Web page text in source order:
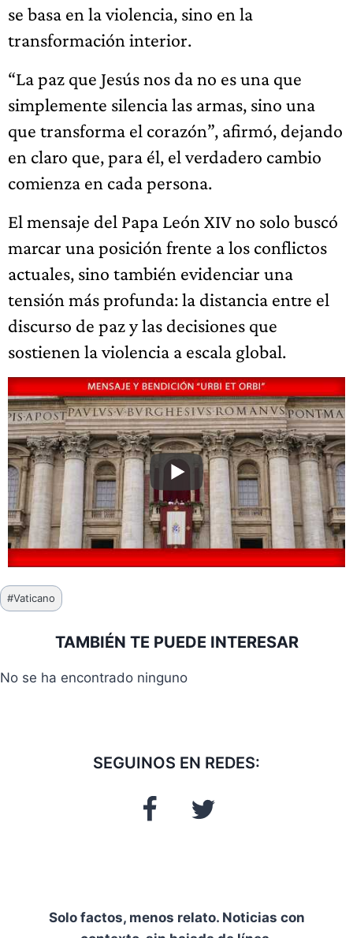
se basa en la violencia, sino en la
transformación interior.
“La paz que Jesús nos da no es una que
simplemente silencia las armas, sino una
que transforma el corazón”, afirmó, dejando
en claro que, para él, el verdadero cambio
comienza en cada persona.
El mensaje del Papa León XIV no solo buscó
marcar una posición frente a los conflictos
actuales, sino también evidenciar una
tensión más profunda: la distancia entre el
discurso de paz y las decisiones que
sostienen la violencia a escala global.
Etiquetas
de
#Vaticano
TAMBIÉN TE PUEDE INTERESAR
No se ha encontrado ninguno
SEGUINOS EN REDES:
Solo factos, menos relato. Noticias con